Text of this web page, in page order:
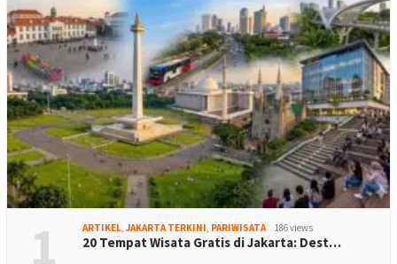
1 ARTIKEL, JAKARTA TERKINI, PARIWISATA 186 views
20 Tempat Wisata Gratis di Jakarta: Dest…